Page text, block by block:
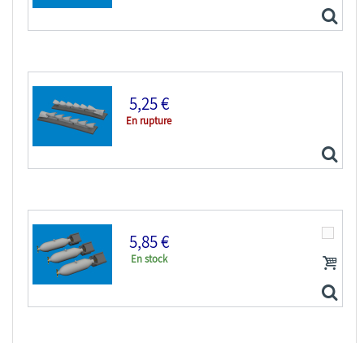
Eduard kit d'amelioration avion brassin Print...
5,25 €
En rupture
Eduard kit d'amelioration avion brassin Print...
5,85 €
En stock